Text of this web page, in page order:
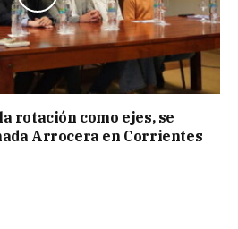
rotación como ejes, se
Arrocera en Corrientes